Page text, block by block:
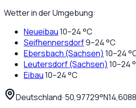
Wetter in der Umgebung:
Neueibau10–24°C
Seifhennersdorf9–24°C
Ebersbach (Sachsen) 10–24
Leutersdorf (Sachsen) 10–24
Eibau10–24°C
Deutschland··50,97729°N